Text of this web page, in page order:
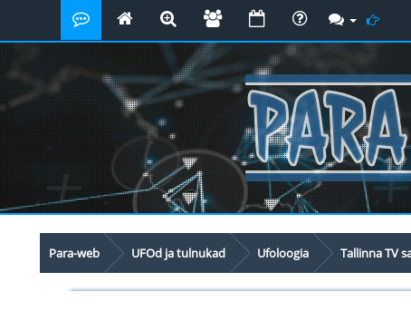
Para-web UFOd ja tulnukad Ufoloogia Tallinna TV